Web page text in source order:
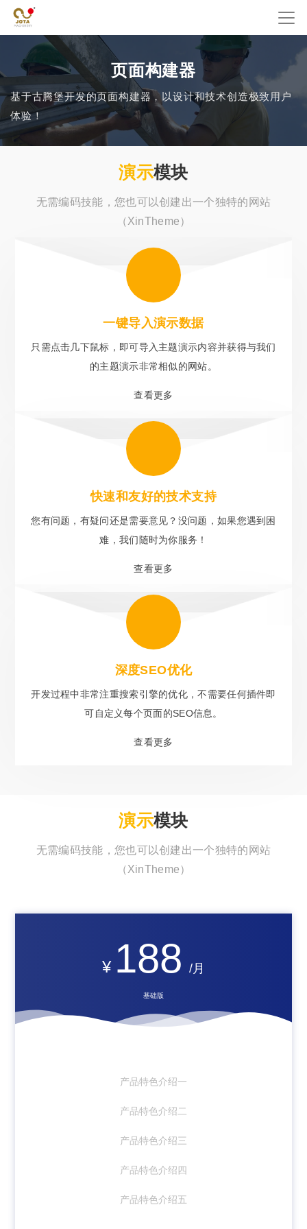
页面构建器
基于古腾堡开发的页面构建器，以设计和技术创造极致用户
体验！
演示模块
无需编码技能，您也可以创建出一个独特的网站
（XinTheme）
一键导入演示数据
只需点击几下鼠标，即可导入主题演示内容并获得与我们
的主题演示非常相似的网站。
查看更多
快速和友好的技术支持
您有问题，有疑问还是需要意见？没问题，如果您遇到困
难，我们随时为你服务！
查看更多
深度SEO优化
开发过程中非常注重搜索引擎的优化，不需要任何插件即
可自定义每个页面的SEO信息。
查看更多
演示模块
无需编码技能，您也可以创建出一个独特的网站
（XinTheme）
¥ 188 /月
基础版
产品特色介绍一
产品特色介绍二
产品特色介绍三
产品特色介绍四
产品特色介绍五